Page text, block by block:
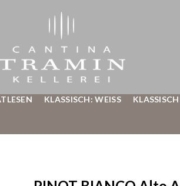
KLASSISCH: WEISS